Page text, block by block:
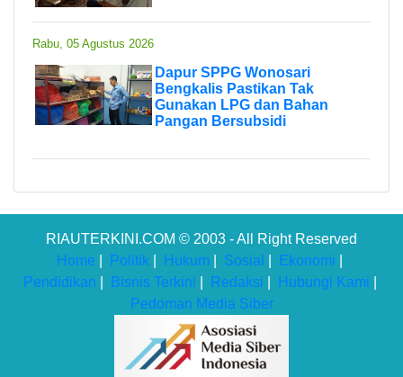
Rabu, 05 Agustus 2026
Dapur SPPG Wonosari
Bengkalis Pastikan Tak
Gunakan LPG dan Bahan
Pangan Bersubsidi
RIAUTERKINI.COM © 2003 - All Right Reserved
Home
Politik Hukum Sosial Ekonomi
Pendidikan
Bisnis Terkini Redaksi Hubungi Kami
Pedoman Media Siber